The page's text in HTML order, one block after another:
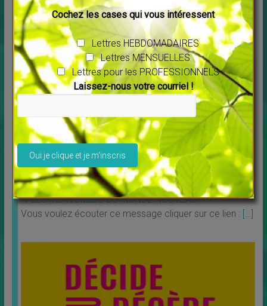
Profitez de la possibilité de louer ou télécharger les
films. Tous les films vous sont proposés en
[…]
Message pour l’année 2025 Maitre Saint Germain
↳LES MERVEILLES DU MONDE NOUVEAU
Vous voulez écouter ce message cliquer sur ce lien : […]
Cochez les cases qui vous intéressent
Lettres HEBDOMADAIRES
Lettres MENSUELLES
Lettres pour les PROFESSIONNELS
Laissez-nous votre courriel !
Veuillez laisser ce champ vide.